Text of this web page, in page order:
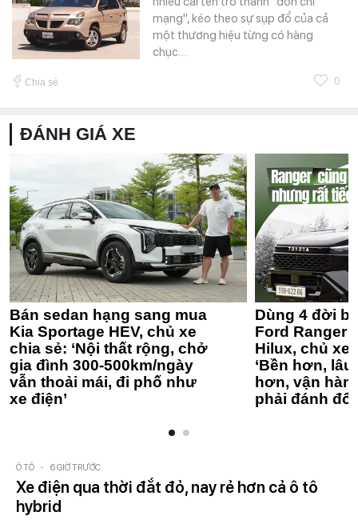
mạng", kéo theo sự sụp đổ của cả
một thương hiệu từng có hàng
chục…
Chia sẻ 0
ĐÁNH GIÁ XE
Bán sedan hạng sang mua
Kia Sportage HEV, chủ xe
chia sẻ: ‘Nội thất rộng, chở
gia đình 300-500km/ngày
vẫn thoải mái, đi phố như
xe điện’
Dùng 4 đời
Ford Ranger
Hilux, chủ xe
‘Bền hơn,
hơn, vận
phải đánh
Ô TÔ - 6 GIỜ TRƯỚC
Xe điện qua thời đắt đỏ, nay rẻ hơn cả ô tô
hybrid